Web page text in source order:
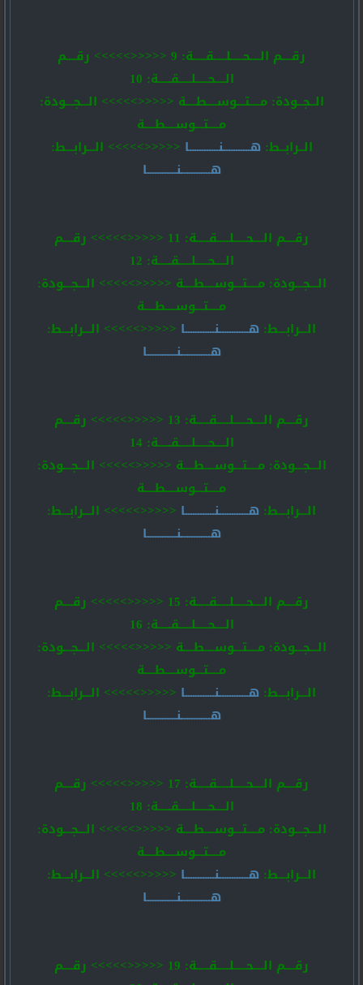
رقــــم الــــحـــــلـــــقـــــة: 9 <<<<<>>>>> رقــــم
الــــحـــــلـــــقـــــة: 10
الــجــودة: مــــتـــوســــطــــة <<<<<>>>>> الـــجـــودة:
مــــتـــوســــطــــة
الــرابــط: هـــــــــــنــــــــــــا <<<<<>>>>> الـــرابـــط:
هــــــــــــنــــــــــــا
رقــــم الــــحـــــلـــــقـــــة: 11 <<<<<>>>>> رقــــم
الــــحـــــلـــــقـــــة: 12
الـــجـــودة: مــــتـــوســــطــــة <<<<<>>>>> الـــجـــودة:
مــــتـــوســــطــــة
الـــرابـــط: هــــــــــــنــــــــــــا <<<<<>>>>> الـــرابـــط:
هــــــــــــنــــــــــــا
رقــــم الــــحـــــلـــــقـــــة: 13 <<<<<>>>>> رقــــم
الــــحـــــلـــــقـــــة: 14
الـــجـــودة: مــــتـــوســــطــــة <<<<<>>>>> الـــجـــودة:
مــــتـــوســــطــــة
الـــرابـــط: هــــــــــــنــــــــــــا <<<<<>>>>> الـــرابـــط:
هــــــــــــنــــــــــــا
رقــــم الــــحـــــلـــــقـــــة: 15 <<<<<>>>>> رقــــم
الــــحـــــلـــــقـــــة: 16
الـــجـــودة: مــــتـــوســــطــــة <<<<<>>>>> الـــجـــودة:
مــــتـــوســــطــــة
الـــرابـــط: هــــــــــــنــــــــــــا <<<<<>>>>> الـــرابـــط:
هــــــــــــنــــــــــــا
رقــــم الــــحـــــلـــــقـــــة: 17 <<<<<>>>>> رقــــم
الــــحـــــلـــــقـــــة: 18
الـــجـــودة: مــــتـــوســــطــــة <<<<<>>>>> الـــجـــودة:
مــــتـــوســــطــــة
الـــرابـــط: هــــــــــــنــــــــــــا <<<<<>>>>> الـــرابـــط:
هــــــــــــنــــــــــــا
رقــــم الــــحـــــلـــــقـــــة: 19 <<<<<>>>>> رقــــم